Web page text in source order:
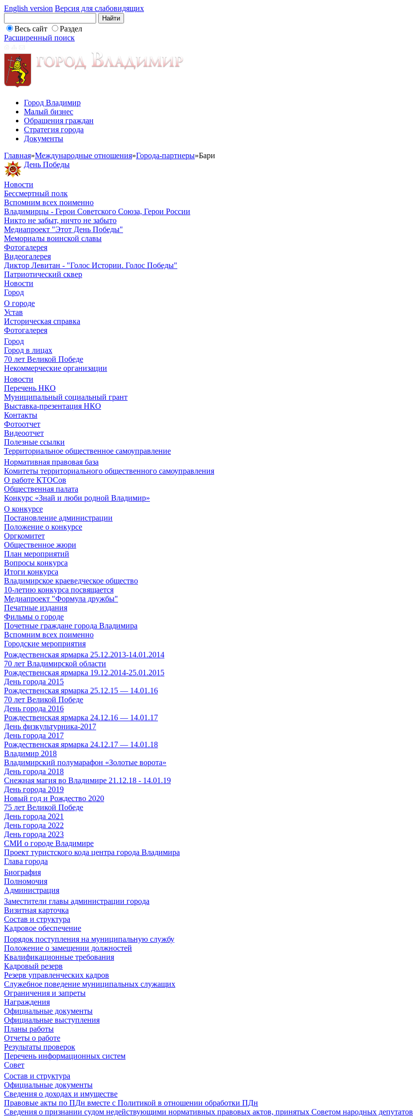
English version Версия для слабовидящих
Весь сайт
Раздел
Расширенный поиск
Город Владимир
Малый бизнес
Обращения граждан
Стратегия города
Документы
Главная»Международные отношения»Города-партнеры»Бари
День Победы
Новости
Бессмертный полк
Вспомним всех поименно
Владимирцы - Герои Советского Союза, Герои России
Никто не забыт, ничто не забыто
Медиапроект "Этот День Победы"
Мемориалы воинской славы
Фотогалерея
Видеогалерея
Диктор Левитан - "Голос Истории. Голос Победы"
Патриотический сквер
Новости
Город
О городе
Устав
Историческая справка
Фотогалерея
Город
Город в лицах
70 лет Великой Победе
Некоммерческие организации
Новости
Перечень НКО
Муниципальный социальный грант
Выставка-презентация НКО
Контакты
Фотоотчет
Видеоотчет
Полезные ссылки
Территориальное общественное самоуправление
Нормативная правовая база
Комитеты территориального общественного самоуправления
О работе КТОСов
Общественная палата
Конкурс «Знай и люби родной Владимир»
О конкурсе
Постановление администрации
Положение о конкурсе
Оргкомитет
Общественное жюри
План мероприятий
Вопросы конкурса
Итоги конкурса
Владимирское краеведческое общество
10-летию конкурса посвящается
Медиапроект "Формула дружбы"
Печатные издания
Фильмы о городе
Почетные граждане города Владимира
Вспомним всех поименно
Городские мероприятия
Рождественская ярмарка 25.12.2013-14.01.2014
70 лет Владимирской области
Рождественская ярмарка 19.12.2014-25.01.2015
День города 2015
Рождественская ярмарка 25.12.15 — 14.01.16
70 лет Великой Победе
День города 2016
Рождественская ярмарка 24.12.16 — 14.01.17
День физкультурника-2017
День города 2017
Рождественская ярмарка 24.12.17 — 14.01.18
Владимир 2018
Владимирский полумарафон «Золотые ворота»
День города 2018
Снежная магия во Владимире 21.12.18 - 14.01.19
День города 2019
Новый год и Рождество 2020
75 лет Великой Победе
День города 2021
День города 2022
День города 2023
СМИ о городе Владимире
Проект туристского кода центра города Владимира
Глава города
Биография
Полномочия
Администрация
Заместители главы администрации города
Визитная карточка
Состав и структура
Кадровое обеспечение
Порядок поступления на муниципальную службу
Положение о замещении должностей
Квалификационные требования
Кадровый резерв
Резерв управленческих кадров
Служебное поведение муниципальных служащих
Ограничения и запреты
Награждения
Официальные документы
Официальные выступления
Планы работы
Отчеты о работе
Результаты проверок
Перечень информационных систем
Совет
Состав и структура
Официальные документы
Сведения о доходах и имуществе
Правовые акты по ПДн вместе с Политикой в отношении обработки ПДн
Сведения о признании судом недействующими нормативных правовых актов, принятых Советом народных депутатов